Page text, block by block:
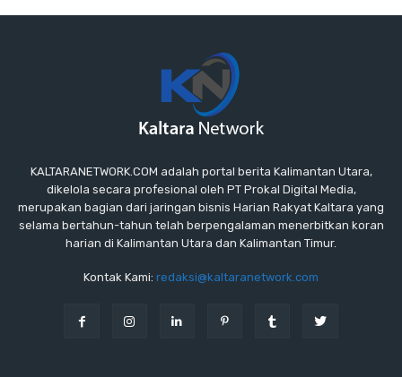
KALTARANETWORK.COM adalah portal berita Kalimantan Utara,
dikelola secara profesional oleh PT Prokal Digital Media,
merupakan bagian dari jaringan bisnis Harian Rakyat Kaltara yang
selama bertahun-tahun telah berpengalaman menerbitkan koran
harian di Kalimantan Utara dan Kalimantan Timur.
Kontak Kami: redaksi@kaltaranetwork.com